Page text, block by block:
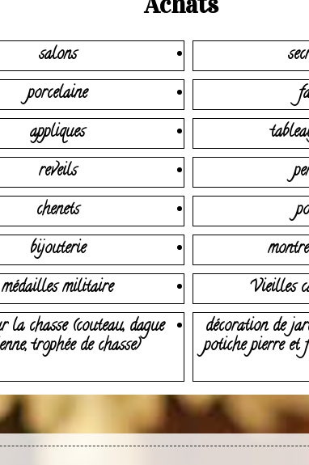
salons
porcelaine
appliques
reveils
chenets
bijouterie
médailles militaire
Vieilles
la chasse (couteau, dague
trophée de chasse)
décoration de
potiche pierre et